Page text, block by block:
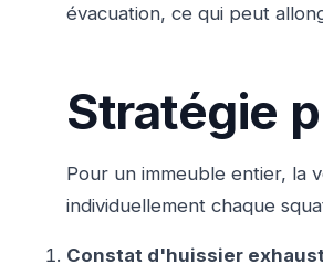
évacuation, ce qui peut
Stratégie
Pour un immeuble entier, la
individuellement chaque
Constat d'huissier